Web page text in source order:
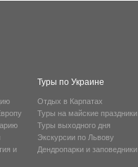
и
Туры по Украине
Отдых в Карпатах
Туры на майские праздники
Туры выходного дня
Экскурсии по Львову
Дендропарки и заповедники